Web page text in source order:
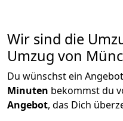
Wir sind die
Umzug von
Du wünschst ein
Minuten bekommst du
Angebot, das Dich